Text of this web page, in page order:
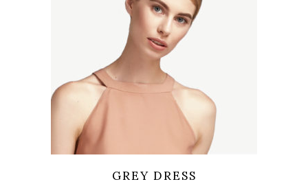
GREY DRESS